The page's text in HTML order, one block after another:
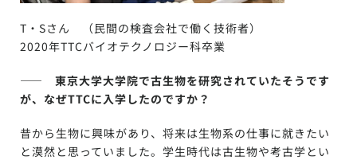
T・Sさん （民間の検査会社で働く技術者）
2020年TTCバイオテクノロジー科卒業
—— 東京大学大学院で古生物を研究されていたそうです
が、なぜTTCに入学したのですか？
昔から生物に興味があり、将来は生物系の仕事に就きたい
と漠然と思っていました。学生時代は古生物や考古学とい